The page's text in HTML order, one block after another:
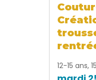
12-15 ans,